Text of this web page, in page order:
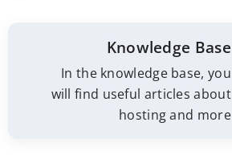
Knowledge Base
In the knowledge base, you
will find useful articles about
hosting and more